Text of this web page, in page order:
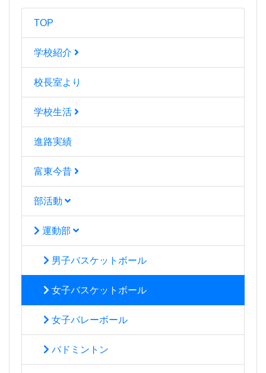
TOP
学校紹介
校長室より
学校生活
進路実績
富東今昔
部活動
運動部
男子バスケットボール
女子バスケットボール
女子バレーボール
バドミントン